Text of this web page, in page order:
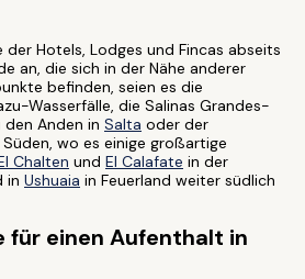
der Hotels, Lodges und Fincas abseits
an, die sich in der Nähe anderer
befinden, seien es die
Wasserfälle, die Salinas Grandes-
den Anden in Salta oder der
wo es einige großartige
Chalten und El Calafate in der
in Ushuaia in Feuerland weiter südlich
für einen Aufenthalt in